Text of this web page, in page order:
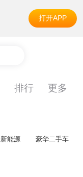
打开APP
排行 更多
新能源 豪华二手车